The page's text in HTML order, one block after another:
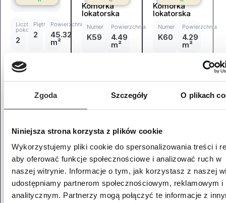
Zgoda Szczegóły O plikach
Niniejsza strona korzysta z plików cookie
Wykorzystujemy pliki cookie do spersonalizowania treści i
aby oferować funkcje społecznościowe i analizować ruch w
naszej witrynie. Informacje o tym, jak korzystasz z naszej
udostępniamy partnerom społecznościowym, reklamowym i
analitycznym. Partnerzy mogą połączyć te informacje z
Liczba
pokoi
2
Piętro
2
Powierzchnia
45.32
m²
Mieszkanie
+ komórka
116,00
zł
Komórka
lokatorska
Numer
K67
Powierzchnia
3.45
m²
Komórka
lokatorska
Numer
K59
Powierzchnia
4.49
m²
Komórka
lokatorska
Numer
K60
Powierzchnia
4.29
m²